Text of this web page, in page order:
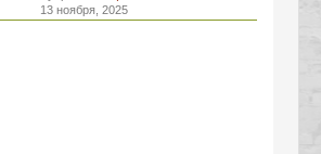
13 ноября, 2025